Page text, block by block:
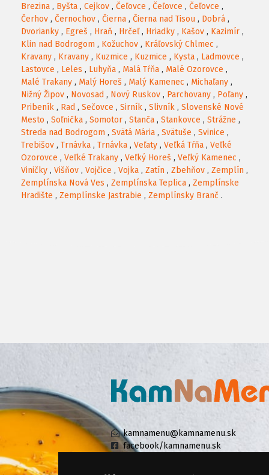
Brezina , Byšta , Cejkov , Čeľovce , Čeľovce , Čeľovce ,
Čerhov , Černochov , Čierna , Čierna nad Tisou , Dobrá ,
Dvorianky , Egreš , Hraň , Hrčeľ, Hriadky , Kašov , Kazimír ,
Klin nad Bodrogom , Kožuchov , Kráľovský Chlmec ,
Kravany , Kravany , Kuzmice , Kuzmice , Kysta , Ladmovce ,
Lastovce , Leles , Luhyňa , Malá Tŕňa , Malé Ozorovce ,
Malé Trakany , Malý Horeš , Malý Kamenec , Michaľany ,
Nižný Žipov , Novosad , Nový Ruskov , Parchovany , Poľany ,
Pribeník , Rad , Sečovce , Sirník , Slivník , Slovenské Nové
Mesto , Soľnička , Somotor , Stanča , Stankovce , Strážne ,
Streda nad Bodrogom , Svätá Mária , Svätuše , Svinice ,
Trebišov , Trnávka , Trnávka , Veľaty , Veľká Tŕňa , Veľké
Ozorovce , Veľké Trakany , Veľký Horeš , Veľký Kamenec ,
Viničky , Višňov , Vojčice , Vojka , Zatín , Zbehňov , Zemplín ,
Zemplínska Nová Ves , Zemplínska Teplica , Zemplínske
Hradište , Zemplínske Jastrabie , Zemplínsky Branč .
kamnamenu@kamnamenu.sk
facebook/kamnamenu.sk